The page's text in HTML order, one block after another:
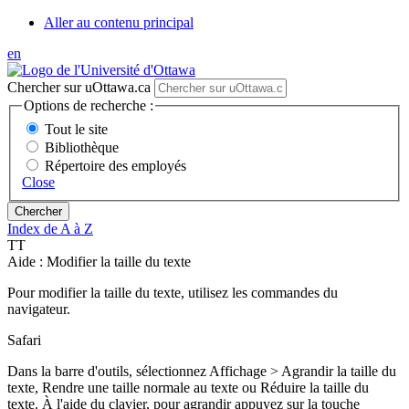
Aller au contenu principal
en
Chercher sur uOttawa.ca
Options de recherche :
Tout le site
Bibliothèque
Répertoire des employés
Close
Index de A à Z
TT
Aide : Modifier la taille du texte
Pour modifier la taille du texte, utilisez les commandes du
navigateur.
Safari
Dans la barre d'outils, sélectionnez Affichage > Agrandir la taille du
texte, Rendre une taille normale au texte ou Réduire la taille du
texte. À l'aide du clavier, pour agrandir appuyez sur la touche